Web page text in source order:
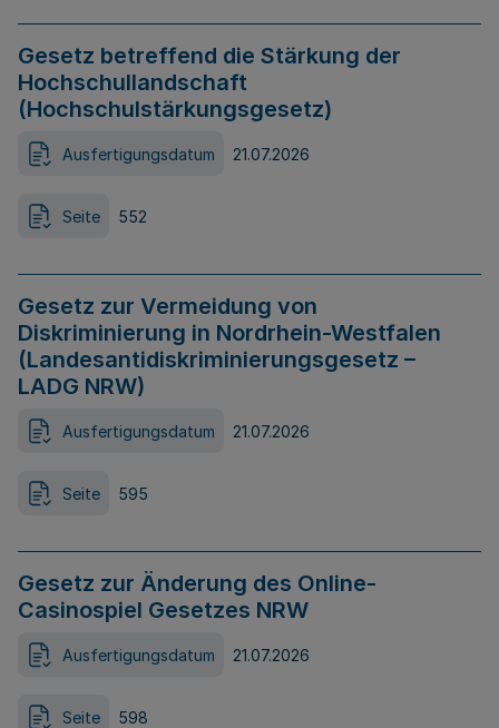
Gesetz betreffend die Stärkung der
Hochschullandschaft
(Hochschulstärkungsgesetz)
Ausfertigungsdatum 21.07.2026
Seite 552
Gesetz zur Vermeidung von
Diskriminierung in Nordrhein-Westfalen
(Landesantidiskriminierungsgesetz –
LADG NRW)
Ausfertigungsdatum 21.07.2026
Seite 595
Gesetz zur Änderung des Online-
Casinospiel Gesetzes NRW
Ausfertigungsdatum 21.07.2026
Seite 598